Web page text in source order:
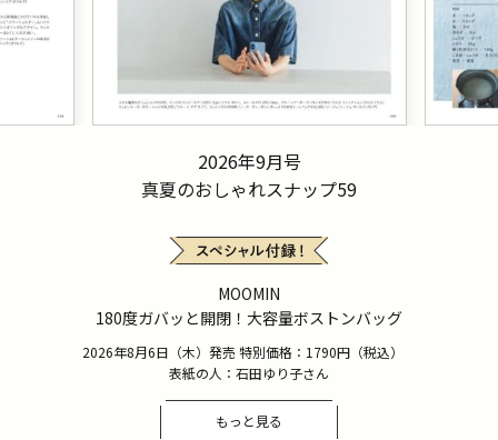
2026年9月号
真夏のおしゃれスナップ59
MOOMIN
180度ガバッと開閉！大容量ボストンバッグ
2026年8月6日（木）発売 特別価格：1790円（税込）
表紙の人：石田ゆり子さん
もっと見る